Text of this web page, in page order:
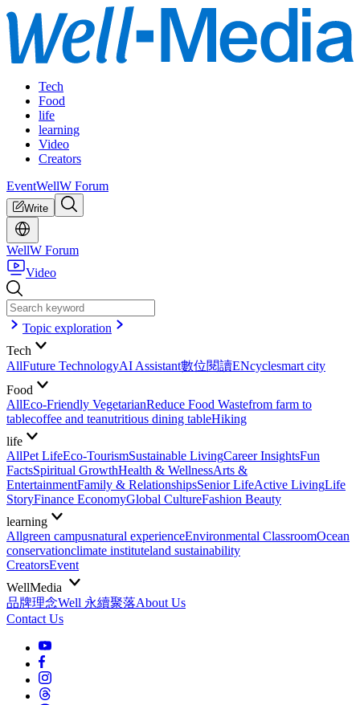
Tech
Food
life
learning
Video
Creators
EventWellW Forum
Write
WellW Forum
Video
Topic exploration
Tech
AllFuture TechnologyAI Assistant數位閱讀ENcyclesmart city
Food
AllEco-Friendly VegetarianReduce Food Wastefrom farm to
tablecoffee and teanutritious dining tableHiking
life
AllPet LifeEco-TourismSustainable LivingCareer InsightsFun
FactsSpiritual GrowthHealth & WellnessArts &
EntertainmentFamily & RelationshipsSenior LifeActive LivingLife
StoryFinance EconomyGlobal CultureFashion Beauty
learning
Allgreen campusnatural experienceEnvironmental ClassroomOcean
conservationclimate instituteland sustainability
CreatorsEvent
WellMedia
品牌理念Well 永續聚落About Us
Contact Us